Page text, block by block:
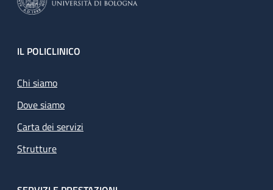
Footer
IL POLICLINICO
Chi siamo
Dove siamo
Carta dei servizi
Strutture